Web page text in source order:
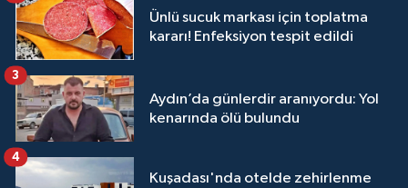
Ünlü sucuk markası için toplatma
kararı! Enfeksiyon tespit edildi
Aydın’da günlerdir aranıyordu: Yol
kenarında ölü bulundu
3
Kuşadası'nda otelde zehirlenme
4